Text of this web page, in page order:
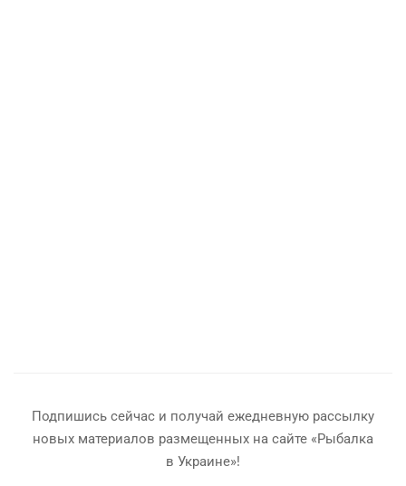
Подпишись сейчас и получай ежедневную рассылку
новых материалов размещенных на сайте «Рыбалка
в Украине»!